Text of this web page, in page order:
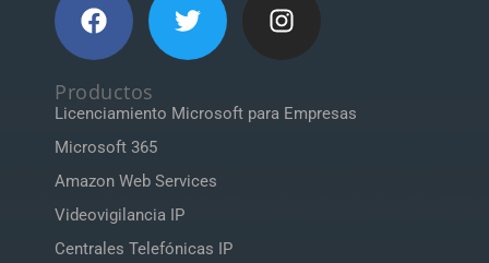
Productos
Licenciamiento Microsoft para Empresas
Microsoft 365
Amazon Web Services
Videovigilancia IP
Centrales Telefónicas IP